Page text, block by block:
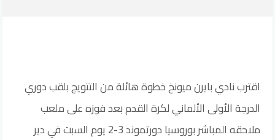
اقترب نادي بايرن ميونخ خطوة هائلة من التتويج بلقب دوري
الدرجة الأولى الألماني لكرة القدم بعد فوزه على ملعب
ملاحقه المباشر بوروسيا دورتموند 3-2 يوم السبت في دير